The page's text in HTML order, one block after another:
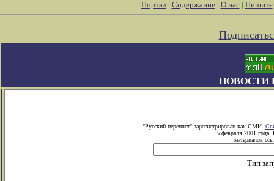
Портал| Содержание| О нас| Пишите
НОВОСТИ
"Русский переплет" зарегистрирован как СМИ.
5 февраля 2001 года.
материалов
Тип